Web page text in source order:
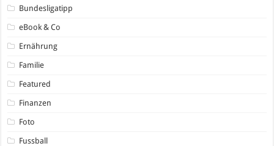
Bundesligatipp
eBook & Co
Ernährung
Familie
Featured
Finanzen
Foto
Fussball